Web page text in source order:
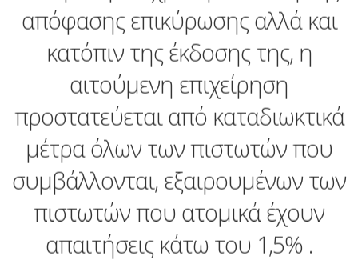
απόφασης επικύρωσης αλλά και
κατόπιν της έκδοσης της, η
αιτούμενη επιχείρηση
προστατεύεται από καταδιωκτικά
μέτρα όλων των πιστωτών που
συμβάλλονται, εξαιρουμένων των
πιστωτών που ατομικά έχουν
απαιτήσεις κάτω του 1,5% .